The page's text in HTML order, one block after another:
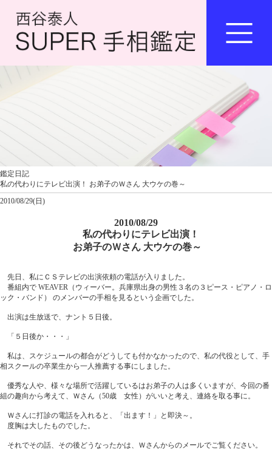
鑑定日記
私の代わりにテレビ出演！ お弟子のＷさん 大ウケの巻～
2010/08/29(日)
2010/08/29
私の代わりにテレビ出演！
お弟子のＷさん 大ウケの巻～
先日、私にＣＳテレビの出演依頼の電話が入りました。
番組内で WEAVER（ウィーバー。兵庫県出身の男性３名の３ピース・ピアノ・ロ
ック・バンド） のメンバーの手相を見るという企画でした。
出演は生放送で、ナント５日後。
「５日後か・・・」
私は、スケジュールの都合がどうしても付かなかったので、私の代役として、手
相スクールの卒業生から一人推薦する事にしました。
優秀な人や、様々な場所で活躍しているはお弟子の人は多くいますが、今回の番
組の趣向から考えて、Ｗさん（50歳 女性）がいいと考え、連絡を取る事に。
Ｗさんに打診の電話を入れると、「出ます！」と即決～。
度胸は大したものでした。
それでその話、その後どうなったかは、Ｗさんからのメールでご覧ください。